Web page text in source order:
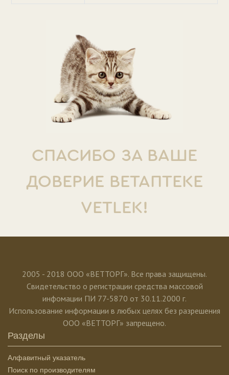
СПАСИБО ЗА ВАШЕ
ДОВЕРИЕ ВЕТАПТЕКЕ
VETLEK!
2005 - 2018 ООО «ВЕТТОРГ». Все права защищены.
Свидетельство о регистрации средства массовой
инфомации ПИ 77-5870 от 30.11.2000 г.
Использование информации в любых целях без разрешения
ООО «ВЕТТОРГ» запрещено.
Разделы
Алфавитный указатель
Поиск по производителям